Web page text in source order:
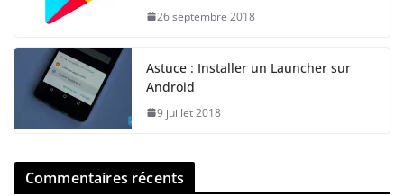
26 septembre 2018
Astuce : Installer un Launcher sur
Android
9 juillet 2018
Commentaires récents